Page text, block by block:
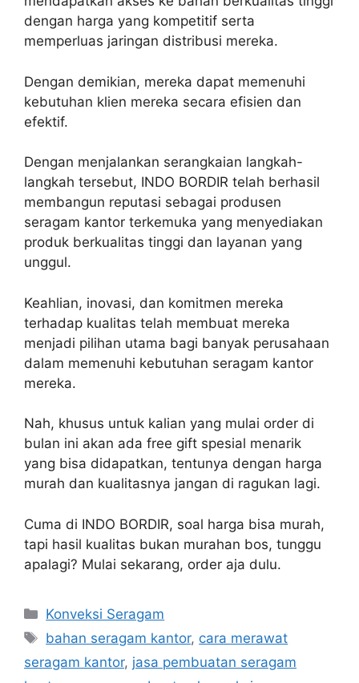
dengan harga yang kompetitif serta
memperluas jaringan distribusi mereka.
Dengan demikian, mereka dapat memenuhi
kebutuhan klien mereka secara efisien dan
efektif.
Dengan menjalankan serangkaian langkah-
langkah tersebut, INDO BORDIR telah berhasil
membangun reputasi sebagai produsen
seragam kantor terkemuka yang menyediakan
produk berkualitas tinggi dan layanan yang
unggul.
Keahlian, inovasi, dan komitmen mereka
terhadap kualitas telah membuat mereka
menjadi pilihan utama bagi banyak perusahaan
dalam memenuhi kebutuhan seragam kantor
mereka.
Nah, khusus untuk kalian yang mulai order di
bulan ini akan ada free gift spesial menarik
yang bisa didapatkan, tentunya dengan harga
murah dan kualitasnya jangan di ragukan lagi.
Cuma di INDO BORDIR, soal harga bisa murah,
tapi hasil kualitas bukan murahan bos, tunggu
apalagi? Mulai sekarang, order aja dulu.
Kategori
Konveksi Seragam
Tag
bahan seragam kantor, cara merawat
seragam kantor, jasa pembuatan seragam